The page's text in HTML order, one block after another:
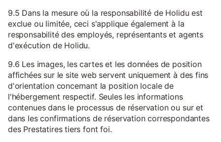
9.5 Dans la mesure où la responsabilité de Holidu est
exclue ou limitée, ceci s'applique également à la
responsabilité des employés, représentants et agents
d'exécution de Holidu.
9.6 Les images, les cartes et les données de position
affichées sur le site web servent uniquement à des fins
d'orientation concernant la position locale de
l'hébergement respectif. Seules les informations
contenues dans le processus de réservation ou sur et
dans les confirmations de réservation correspondantes
des Prestatires tiers font foi.